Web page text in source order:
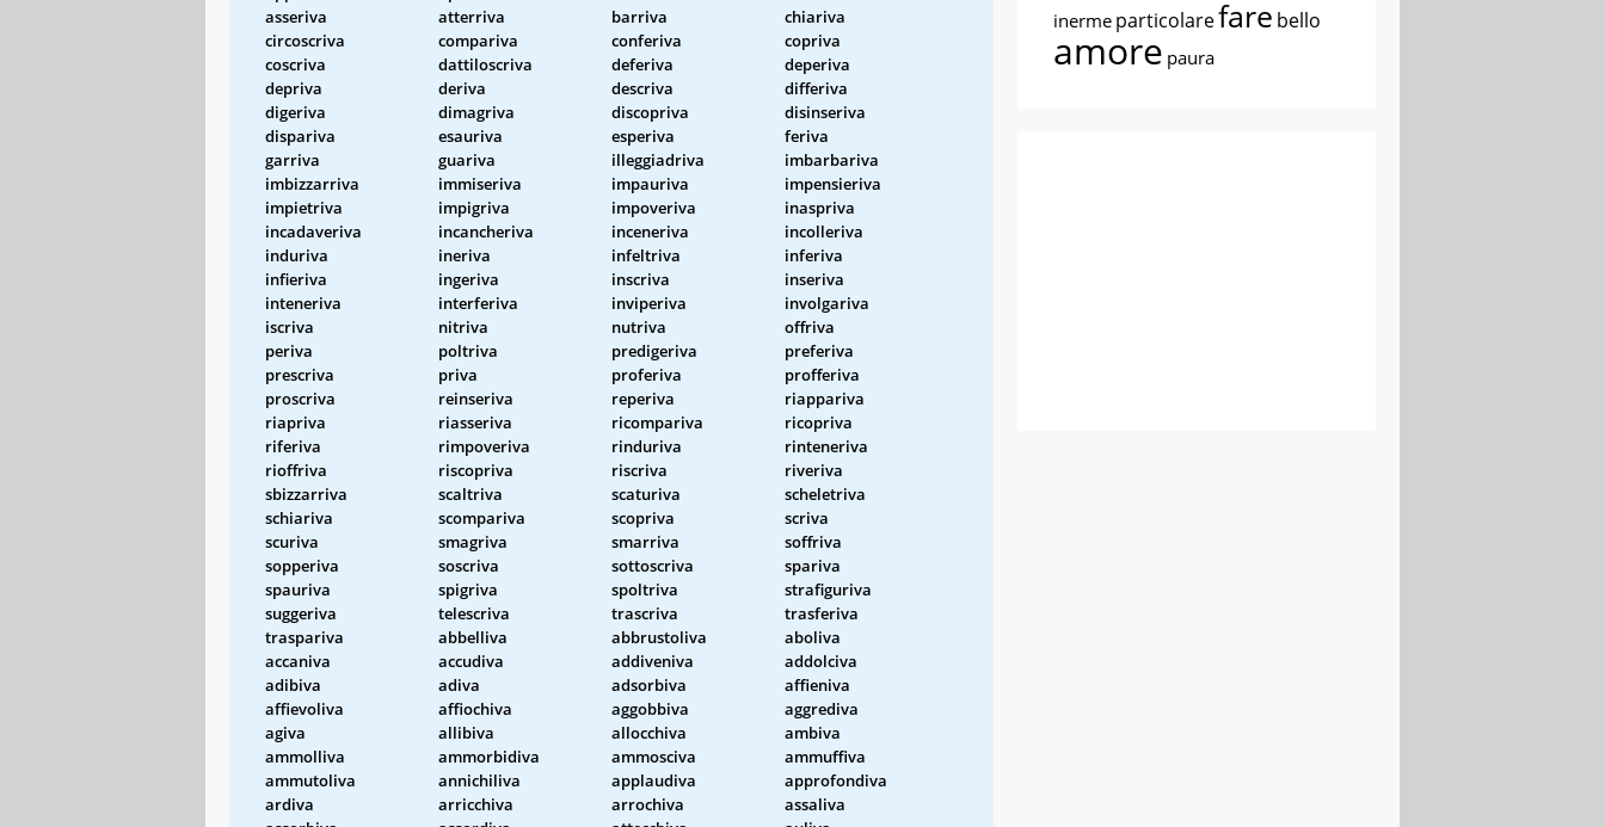
asseriva
atterriva barriva
chiariva
circoscriva
compariva conferiva
copriva
coscriva
dattiloscriva deferiva
deperiva
depriva
deriva descriva
differiva
digeriva
dimagriva discopriva
disinseriva
dispariva
esauriva esperiva
feriva
garriva
guariva illeggiadriva
imbarbariva
imbizzarriva
immiseriva impauriva
impensieriva
impietriva
impigriva impoveriva
inaspriva
incadaveriva
incancheriva inceneriva
incolleriva
induriva
ineriva infeltriva
inferiva
infieriva
ingeriva inscriva
inseriva
inteneriva
interferiva inviperiva
involgariva
iscriva
nitriva nutriva
offriva
periva
poltriva predigeriva
preferiva
prescriva
priva proferiva
profferiva
proscriva
reinseriva reperiva
riappariva
riapriva
riasseriva ricompariva
ricopriva
riferiva
rimpoveriva rinduriva
rinteneriva
rioffriva
riscopriva riscriva
riveriva
sbizzarriva
scaltriva scaturiva
scheletriva
schiariva
scompariva scopriva
scriva
scuriva
smagriva smarriva
soffriva
sopperiva
soscriva sottoscriva
spariva
spauriva
spigriva spoltriva
strafiguriva
suggeriva
telescriva trascriva
trasferiva
traspariva
abbelliva abbrustoliva
aboliva
accaniva
accudiva addiveniva
addolciva
adibiva
adiva adsorbiva
affieniva
affievoliva
affiochiva aggobbiva
aggrediva
agiva
allibiva allocchiva
ambiva
ammolliva
ammorbidiva ammosciva
ammuffiva
ammutoliva
annichiliva applaudiva
approfondiva
ardiva
arricchiva arrochiva
assaliva
inerme particolarefare bello
amore paura